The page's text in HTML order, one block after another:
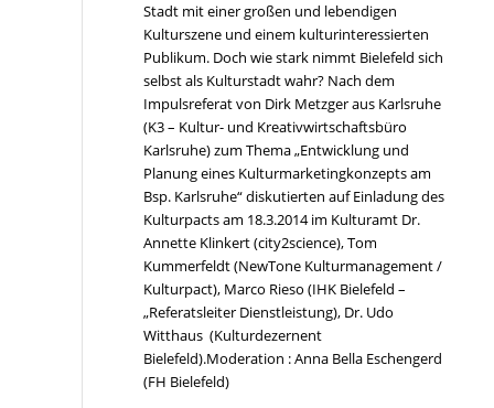
Stadt mit einer großen und lebendigen
Kulturszene und einem kulturinteressierten
Publikum. Doch wie stark nimmt Bielefeld sich
selbst als Kulturstadt wahr? Nach dem
Impulsreferat von Dirk Metzger aus Karlsruhe
(K3 – Kultur- und Kreativwirtschaftsbüro
Karlsruhe) zum Thema „Entwicklung und
Planung eines Kulturmarketingkonzepts am
Bsp. Karlsruhe“ diskutierten auf Einladung des
Kulturpacts am 18.3.2014 im Kulturamt Dr.
Annette Klinkert (city2science), Tom
Kummerfeldt (NewTone Kulturmanagement /
Kulturpact), Marco Rieso (IHK Bielefeld –
„Referatsleiter Dienstleistung), Dr. Udo
Witthaus (Kulturdezernent
Bielefeld).Moderation : Anna Bella Eschengerd
(FH Bielefeld)